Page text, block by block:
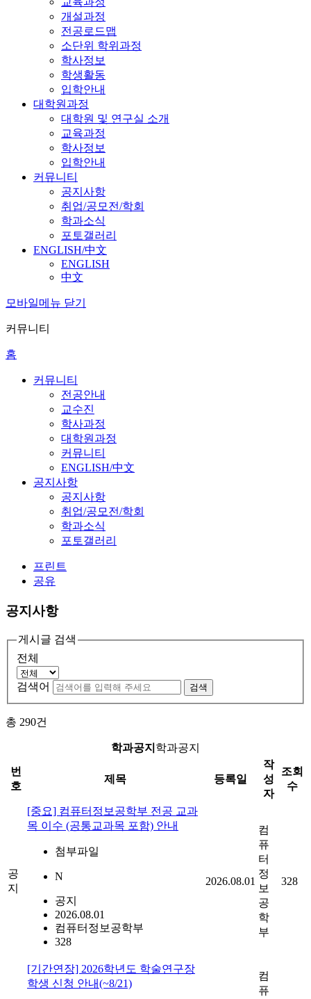
개설과정
전공로드맵
소단위 학위과정
학사정보
학생활동
입학안내
대학원과정
대학원 및 연구실 소개
교육과정
학사정보
입학안내
커뮤니티
공지사항
취업/공모전/학회
학과소식
포토갤러리
ENGLISH/中文
ENGLISH
中文
모바일메뉴 닫기
커뮤니티
홈
커뮤니티
전공안내
교수진
학사과정
대학원과정
커뮤니티
ENGLISH/中文
공지사항
공지사항
취업/공모전/학회
학과소식
포토갤러리
프린트
공유
공지사항
게시글 검색
전체
검색어 검색
총 290건
학과공지 학과공지
번
호
제목 등록일
작
성
자
조회
수
공
지
[중요] 컴퓨터정보공학부 전공 교과
목 이수 (공통교과목 포함) 안내
첨부파일
N
공지
2026.08.01
컴퓨터정보공학부
328
2026.08.01
컴
퓨
터
정
보
공
학
부
328
[기간연장] 2026학년도 학술연구장
학생 신청 안내(~8/21)
컴
퓨